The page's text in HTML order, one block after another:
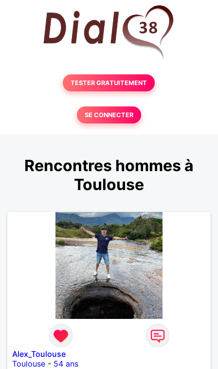
TESTER GRATUITEMENT
SE CONNECTER
Rencontres hommes à
Toulouse
Alex_Toulouse
Toulouse - 54 ans